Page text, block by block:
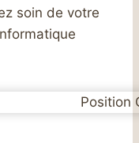
soin de votre